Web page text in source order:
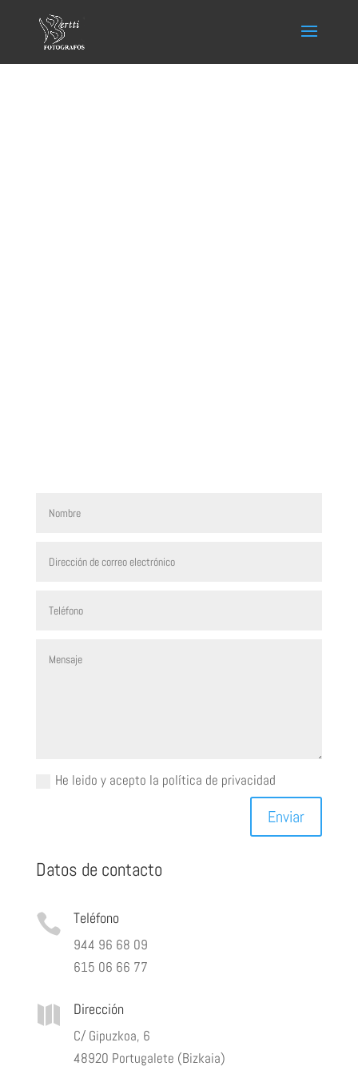
He leido y acepto la política de privacidad
Enviar
Datos de contacto
 Teléfono
944 96 68 09
615 06 66 77
 Dirección
C/ Gipuzkoa, 6
48920 Portugalete (Bizkaia)